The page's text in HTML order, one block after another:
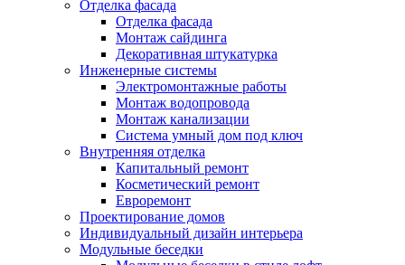
Отделка фасада
Отделка фасада
Монтаж сайдинга
Декоративная штукатурка
Инженерные системы
Электромонтажные работы
Монтаж водопровода
Монтаж канализации
Система умный дом под ключ
Внутренняя отделка
Капитальный ремонт
Косметический ремонт
Евроремонт
Проектирование домов
Индивидуальный дизайн интерьера
Модульные беседки